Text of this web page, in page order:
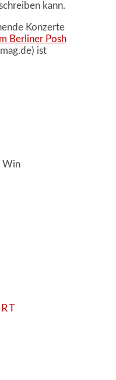
kann.
Konzerte
Berliner Posh
ist
Win